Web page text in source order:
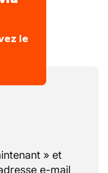
le
» et
e-mail